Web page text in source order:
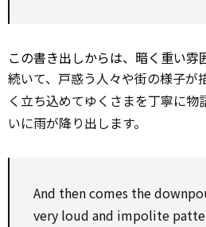
この書き出しからは、暗く重い雰
続いて、戸惑う人々や街の様子が
く立ち込めてゆくさまを丁寧に物
いに雨が降り出します。
And thencomes the
very loud and impolite